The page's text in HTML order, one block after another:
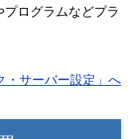
ログラムなどプラ
・サーバー設定」へ